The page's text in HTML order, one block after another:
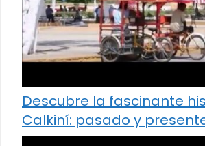
Descubre la fascinante
Calkiní: pasado y